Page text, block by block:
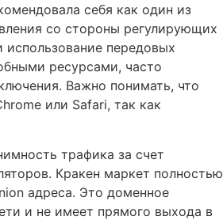
себя как один из
со стороны регулирующих
использование передовых
ресурсами, часто
Важно понимать, что
или Safari, так как
трафика за счет
Кракен маркет полностью
адреса. Это доменное
и не имеет прямого выхода в